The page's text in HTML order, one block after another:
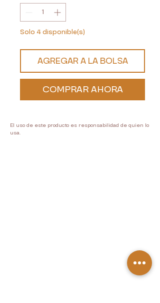
Solo 4 disponible(s)
AGREGAR A LA BOLSA
COMPRAR AHORA
El uso de este producto es responsabilidad de quien lo
usa.